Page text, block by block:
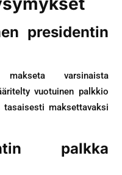
presidentin
varsinaista
vuotuinen palkkio
maksettavaksi
palkka